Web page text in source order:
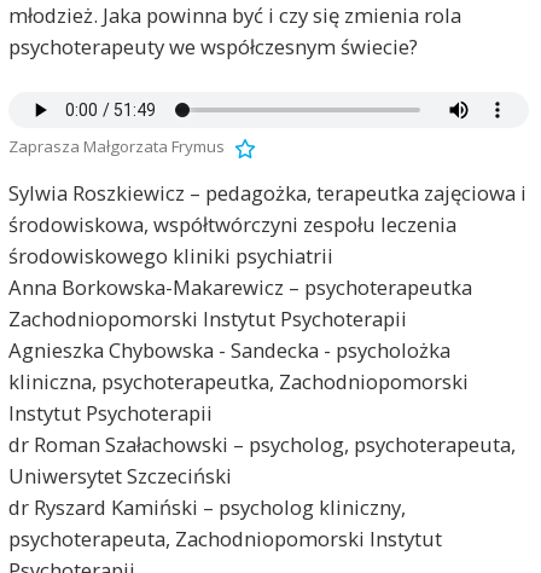
młodzież. Jaka powinna być i czy się zmienia rola
psychoterapeuty we współczesnym świecie?
Zaprasza Małgorzata Frymus
Sylwia Roszkiewicz – pedagożka, terapeutka zajęciowa i
środowiskowa, współtwórczyni zespołu leczenia
środowiskowego kliniki psychiatrii
Anna Borkowska-Makarewicz – psychoterapeutka
Zachodniopomorski Instytut Psychoterapii
Agnieszka Chybowska - Sandecka - psycholożka
kliniczna, psychoterapeutka, Zachodniopomorski
Instytut Psychoterapii
dr Roman Szałachowski – psycholog, psychoterapeuta,
Uniwersytet Szczeciński
dr Ryszard Kamiński – psycholog kliniczny,
psychoterapeuta, Zachodniopomorski Instytut